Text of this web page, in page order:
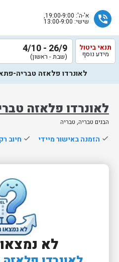
phone_in_talk א'-ה': 19:00-9:00,
שישי: 13:00-9:00
לאונרדו פלאזה
הבנים טבריה, טבריה
תנאי ביטול
מידע נוסף 26/9 - 4/10
(שבת - ראשון)
לאונרדו פלאזה טבריה-
done הזמנה באישור מיידי done חיוב
לא
שלח